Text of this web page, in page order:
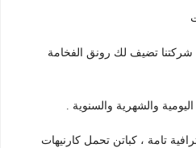
تضيف لك رونق الفخامة
والشهرية والسنوية .
تامة ، كباتن تحمل كارنيهات